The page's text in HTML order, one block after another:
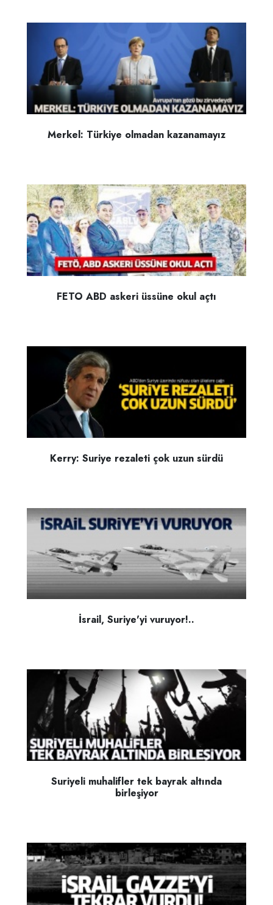
Merkel: Türkiye olmadan kazanamayız
FETO ABD askeri üssüne okul açtı
Kerry: Suriye rezaleti çok uzun sürdü
İsrail, Suriye'yi vuruyor!..
Suriyeli muhalifler tek bayrak altında
birleşiyor